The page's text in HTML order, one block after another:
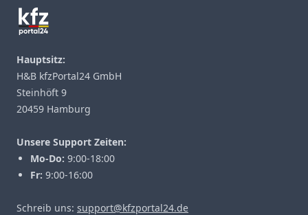
Hauptsitz:
H&B kfzPortal24 GmbH
Steinhöft 9
20459 Hamburg
Unsere Support Zeiten:
Mo-Do: 9:00-18:00
Fr: 9:00-16:00
Schreib uns: support@kfzportal24.de